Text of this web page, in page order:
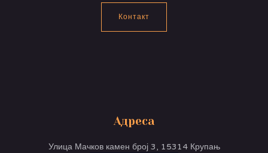
Контакт
Адреса
Улица Мачков камен број 3, 15314 Крупањ